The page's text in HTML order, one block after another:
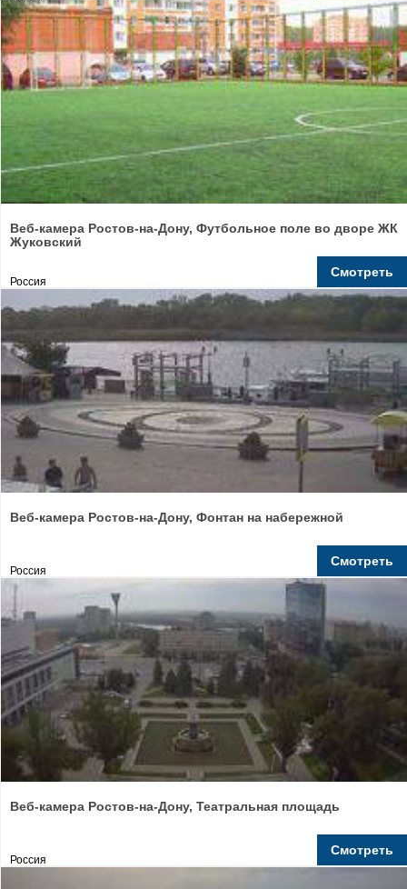
Веб-камера Ростов-на-Дону, Футбольное поле во дворе ЖК
Жуковский
Россия
Смотреть
Веб-камера Ростов-на-Дону, Фонтан на набережной
Россия
Смотреть
Веб-камера Ростов-на-Дону, Театральная площадь
Россия
Смотреть